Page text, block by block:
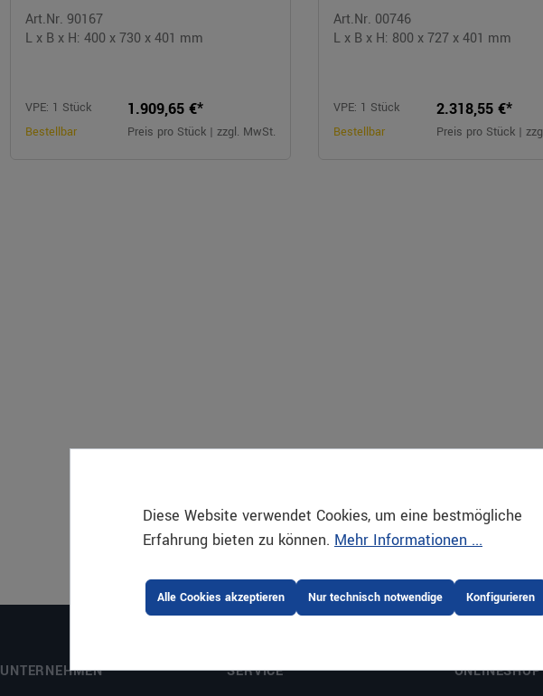
Art.Nr. 90167
L x B x H: 400 x 730 x 401 mm
VPE: 1 Stück
Bestellbar
1.909,65 €*
Preis pro Stück | zzgl. MwSt.
Art.Nr. 00746
L x B x H: 800 x 727 x 401 mm
VPE: 1 Stück
Bestellbar
2.318,55 €*
Preis pro Stück |
UNTERNEHMEN SERVICE ONLINESHOP
Diese Website verwendet Cookies, um eine bestmögliche
Erfahrung bieten zu können. Mehr Informationen ...
Nur technisch notwendige Konfigurieren
Alle Cookies akzeptieren